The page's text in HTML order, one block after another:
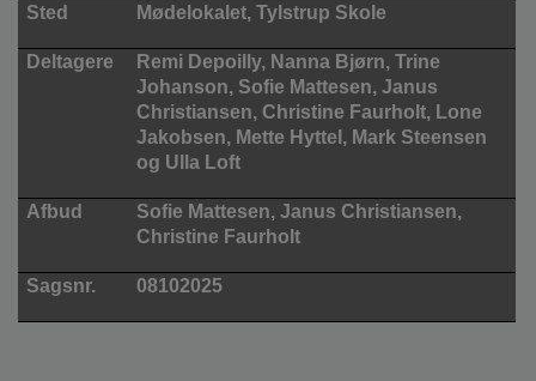
Sted Mødelokalet, Tylstrup Skole
Deltagere
Remi Depoilly, Nanna Bjørn, Trine
Johanson, Sofie Mattesen, Janus
Christiansen, Christine Faurholt, Lone
Jakobsen, Mette Hyttel, Mark Steensen
og Ulla Loft
Afbud
Sofie Mattesen, Janus Christiansen,
Christine Faurholt
Sagsnr. 08102025